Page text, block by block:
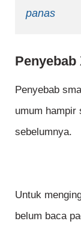
panas
Penyebab
umum hampir
sebelumnya.
Untuk
belum baca